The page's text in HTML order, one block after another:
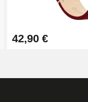
- Diamètre 1,50 mm -
42,90 €